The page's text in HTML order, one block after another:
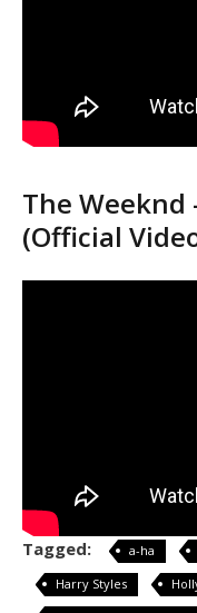
The
(Official
Tagged: a-ha
Harry Styles